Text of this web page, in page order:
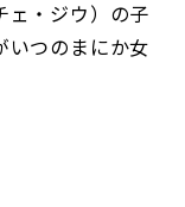
ェ・ジウ）の子
いつのまにか女